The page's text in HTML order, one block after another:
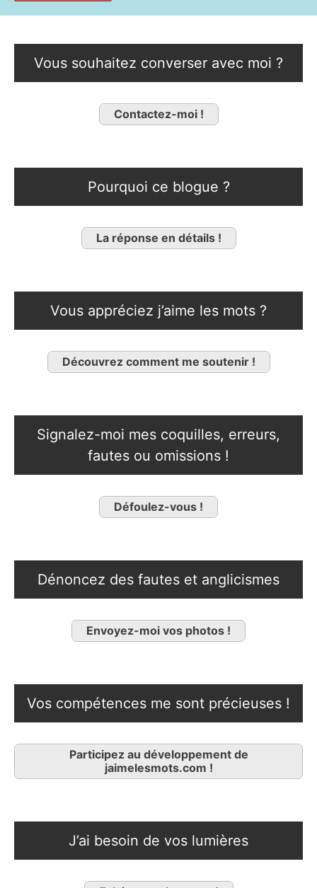
Vous souhaitez converser avec moi ?
Contactez-moi !
Pourquoi ce blogue ?
La réponse en détails !
Vous appréciez j’aime les mots ?
Découvrez comment me soutenir !
Signalez-moi mes coquilles, erreurs,
fautes ou omissions !
Défoulez-vous !
Dénoncez des fautes et anglicismes
Envoyez-moi vos photos !
Vos compétences me sont précieuses !
Participez au développement de
jaimelesmots.com !
J’ai besoin de vos lumières